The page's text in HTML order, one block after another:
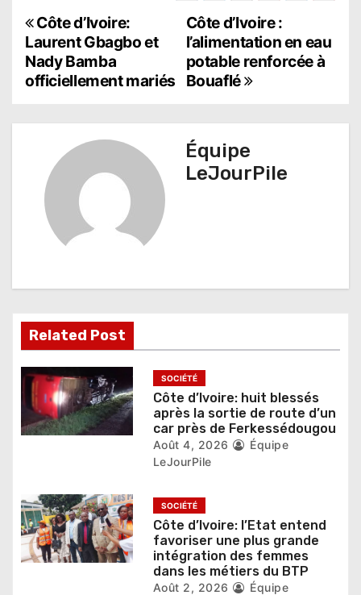
N
a
v
i
d
e
l
’
t
i
Côte d’Ivoire :
l’alimentation en eau
potable renforcée à
Bouaflé
Côte d’Ivoire:
Laurent Gbagbo et
Nady Bamba
officiellement mariés
Équipe
LeJourPile
Related Post
SOCIÉTÉ
Côte d’Ivoire: huit blessés
après la sortie de route d’un
car près de Ferkessédougou
Août 4, 2026
Équipe
LeJourPile
SOCIÉTÉ
Côte d’Ivoire: l’Etat entend
favoriser une plus grande
intégration des femmes
dans les métiers du BTP
Août 2, 2026
Équipe